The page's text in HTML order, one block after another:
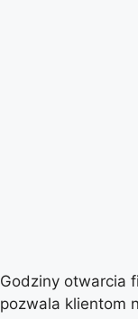
Godziny otwarcia
pozwala klientom